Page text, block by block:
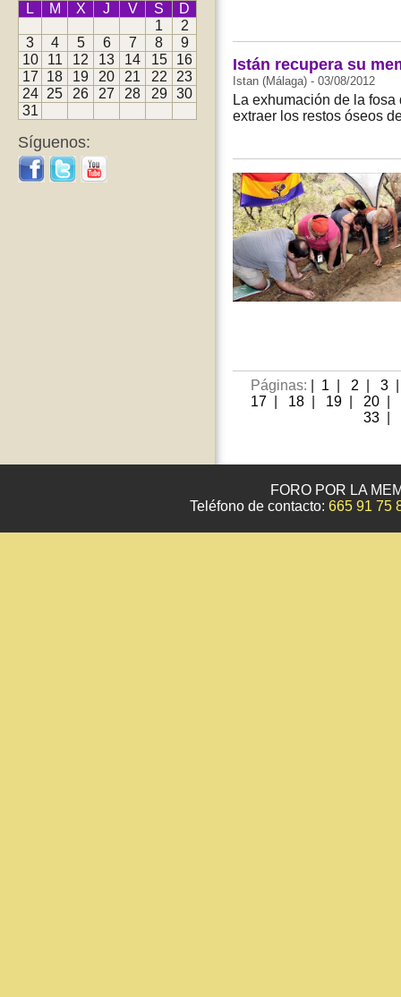
L
M X J V S
D
1
2
3
4 5 6 7 8
9
10
11 12 13 14 15
16
17
18 19 20 21 22
23
24
25 26 27 28 29
30
31
Síguenos:
Istán recupera su
Istan (Málaga) - 03/08/2012
La exhumación de la
extraer los restos óseos
Páginas: 1 2 3
17
18 19 20
33
FORO POR LA
Teléfono de contacto: 665 91 75